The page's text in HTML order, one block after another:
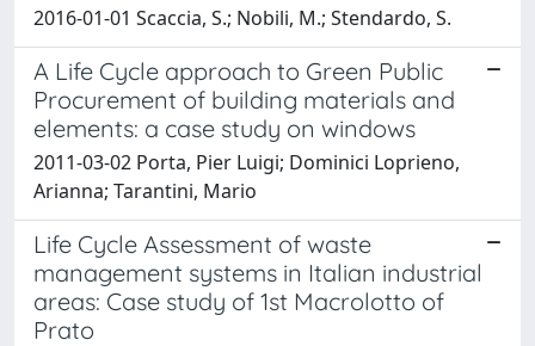
2016-01-01 Scaccia, S.; Nobili, M.; Stendardo, S.
A Life Cycle approach to Green Public
Procurement of building materials and
elements: a case study on windows
2011-03-02 Porta, Pier Luigi; Dominici Loprieno,
Arianna; Tarantini, Mario
Life Cycle Assessment of waste
management systems in Italian industrial
areas: Case study of 1st Macrolotto of
Prato